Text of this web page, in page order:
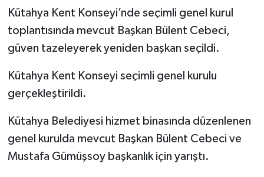
Kütahya Kent Konseyi’nde seçimli genel kurul
toplantısında mevcut Başkan Bülent Cebeci,
güven tazeleyerek yeniden başkan seçildi.
Kütahya Kent Konseyi seçimli genel kurulu
gerçekleştirildi.
Kütahya Belediyesi hizmet binasında düzenlenen
genel kurulda mevcut Başkan Bülent Cebeci ve
Mustafa Gümüşsoy başkanlık için yarıştı.
Gündem
Hisarcık
İlçeler
Kültür Sanat